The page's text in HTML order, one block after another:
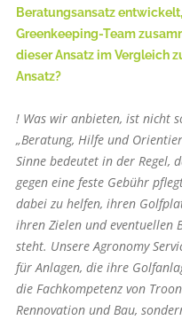
Beratungsansatz
Greenkeeping-Team
dieser Ansatz im Vergleich
Ansatz?
! Was wir anbieten, ist nicht
„Beratung, Hilfe und
Sinne bedeutet in der Regel,
gegen eine feste Gebühr
dabei zu helfen, ihren
ihren Zielen und eventuellen
steht. Unsere Agronomy
für Anlagen, die ihre
die Fachkompetenz von
Rennovation und Bau,